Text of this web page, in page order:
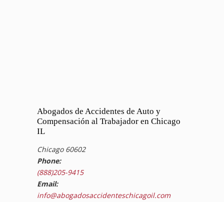
Abogados de Accidentes de Auto y
Compensación al Trabajador en Chicago
IL
Chicago 60602
Phone:
(888)205-9415
Email:
info@abogadosaccidenteschicagoil.com